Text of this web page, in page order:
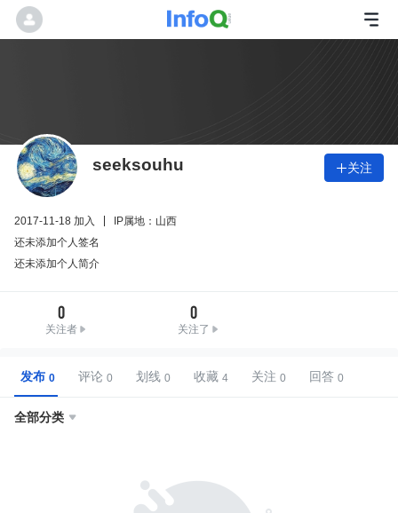
seeksouhu 关注
2017-11-18 加入
IP属地：山西
还未添加个人签名
还未添加个人简介
0
关注者
0
关注了
发布 评论 划线 收藏 关注 回答
全部分类 